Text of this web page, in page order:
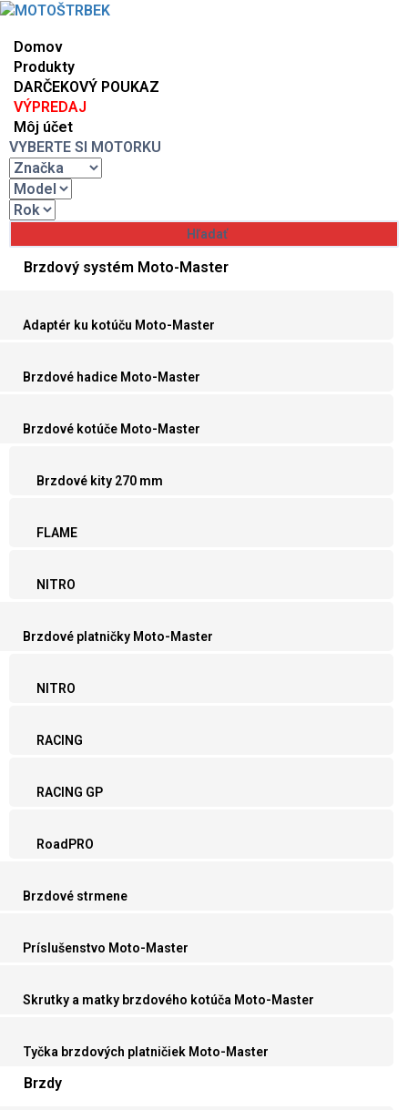
Domov
Produkty
DARČEKOVÝ POUKAZ
VÝPREDAJ
Môj účet
VYBERTE SI MOTORKU
Brzdový systém Moto-Master
Adaptér ku kotúču Moto-Master
Brzdové hadice Moto-Master
Brzdové kotúče Moto-Master
Brzdové kity 270 mm
FLAME
NITRO
Brzdové platničky Moto-Master
NITRO
RACING
RACING GP
RoadPRO
Brzdové strmene
Príslušenstvo Moto-Master
Skrutky a matky brzdového kotúča Moto-Master
Tyčka brzdových platničiek Moto-Master
Brzdy